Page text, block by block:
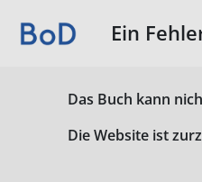
Ein
Das Buch kann
Die Website ist